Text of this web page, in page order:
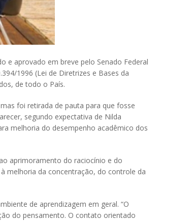
e aprovado em breve pelo Senado Federal
1996 (Lei de Diretrizes e Bases da
de todo o País.
foi retirada de pauta para que fosse
segundo expectativa de Nilda
melhoria do desempenho acadêmico dos
aprimoramento do raciocínio e do
melhoria da concentração, do controle da
de aprendizagem em geral. “O
do pensamento. O contato orientado